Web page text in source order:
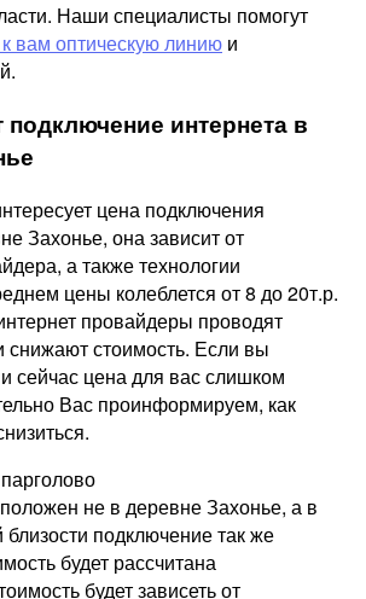
Наши специалисты помогут
вам оптическую линию и
подключение интернета в
цена подключения
Захонье, она зависит от
а также технологии
цены колеблется от 8 до 20т.р.
провайдеры проводят
снижают стоимость. Если вы
сейчас цена для вас слишком
Вас проинформируем, как
не в деревне Захонье, а в
подключение так же
будет рассчитана
будет зависеть от